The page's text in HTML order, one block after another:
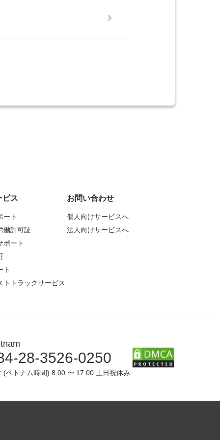
ビス
ート
働許可証
ポート
ト
トトラックサービス
お問い合わせ
個人向けサービスへ
法人向けサービスへ
28-3526-0250
(ベトナム時間) 8:00 〜 17:00 土日祝休み